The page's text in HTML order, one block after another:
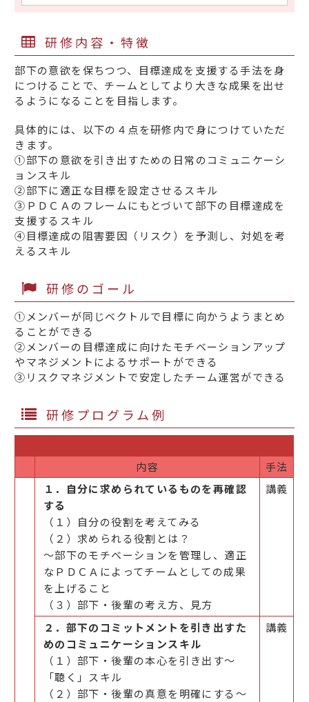
研修内容・特徴
部下の意欲を保ちつつ、目標達成を支援する手法を身
につけることで、チームとしてより大きな成果を出せ
るようになることを目指します。
具体的には、以下の４点を研修内で身につけていただ
きます。
①部下の意欲を引き出すための日常のコミュニケーシ
ョンスキル
②部下に適正な目標を設定させるスキル
③ＰＤＣＡのフレームにもとづいて部下の目標達成を
支援するスキル
④目標達成の阻害要因（リスク）を予測し、対処を考
えるスキル
研修のゴール
①メンバーが同じベクトルで目標に向かうようまとめ
ることができる
②メンバーの目標達成に向けたモチベーションアップ
やマネジメントによるサポートができる
③リスクマネジメントで安定したチーム運営ができる
研修プログラム例
内容 手法
１．自分に求められているものを再確認
する
（１）自分の役割を考えてみる
（２）求められる役割とは？
～部下のモチベーションを管理し、適正
なＰＤＣＡによってチームとしての成果
を上げること
（３）部下・後輩の考え方、見方
講義
２．部下のコミットメントを引き出すた
めのコミュニケーションスキル
（１）部下・後輩の本心を引き出す～
「聴く」スキル
（２）部下・後輩の真意を明確にする～
講義